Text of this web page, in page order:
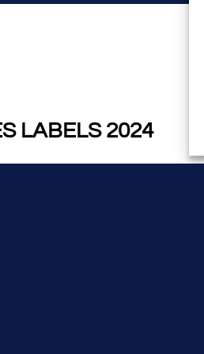
LABELS 2024